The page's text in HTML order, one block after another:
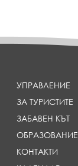
УПРАВЛЕНИЕ
ЗА ТУРИСТИТЕ
ЗАБАВЕН КЪТ
ОБРАЗОВАНИЕ
КОНТАКТИ